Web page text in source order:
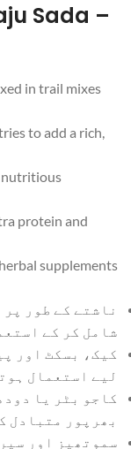
Sada –
in trail mixes
to add a rich,
nutritious
protein and
supplements
ناشتے کے طور پر
شامل کر کے
کیک، بسکٹ اور
لیے استعمال
کاجو بٹر یا
بھرپور متبادل
سموتھیز اور